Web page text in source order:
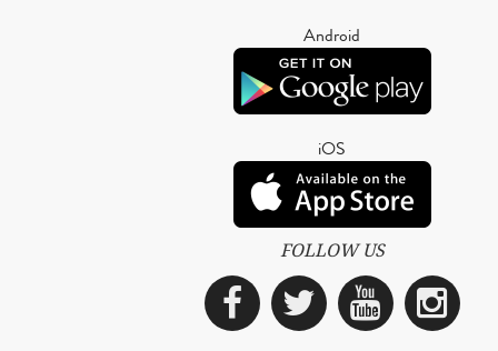
Android
iOS
FOLLOW US
Facebook
Twitter